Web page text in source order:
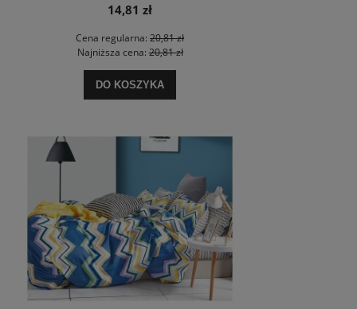
14,81 zł
Cena regularna: 20,81 zł
Najniższa cena:20,81 zł
DO KOSZYKA